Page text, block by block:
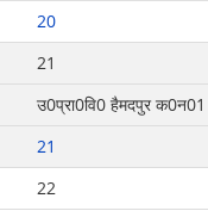
20
21
उ0प्रा0वि0 हैमदपुर क0न01
21
22